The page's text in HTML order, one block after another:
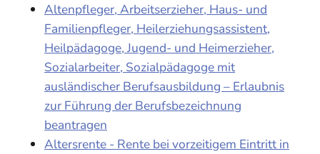
Altenpfleger, Arbeitserzieher, Haus- und
Familienpfleger, Heilerziehungsassistent,
Heilpädagoge, Jugend- und Heimerzieher,
Sozialarbeiter, Sozialpädagoge mit
ausländischer Berufsausbildung – Erlaubnis
zur Führung der Berufsbezeichnung
beantragen
Altersrente - Rente bei vorzeitigem Eintritt in